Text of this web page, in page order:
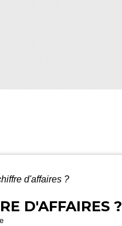
d'affaires ?
D'AFFAIRES ?